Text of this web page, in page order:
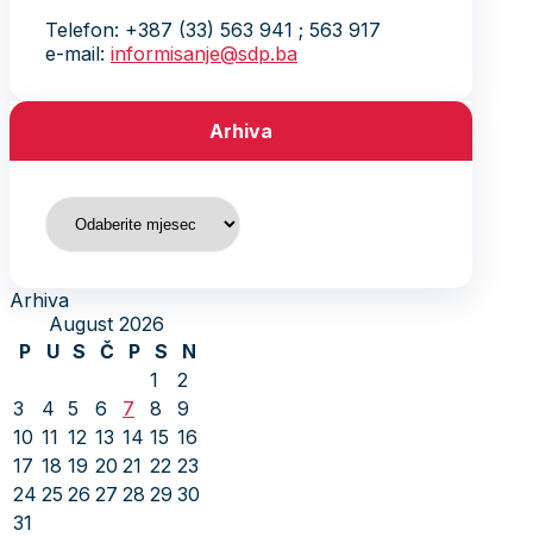
Telefon: +387 (33) 563 941 ; 563 917
e-mail: informisanje@sdp.ba
Arhiva
Arhiva
Arhiva
August 2026
P
U S Č P S
N
1
2
3
4 5 6 7 8
9
10 11 12 13 14 15 16
17 18 19 20 21 22 23
24 25 26 27 28 29 30
31